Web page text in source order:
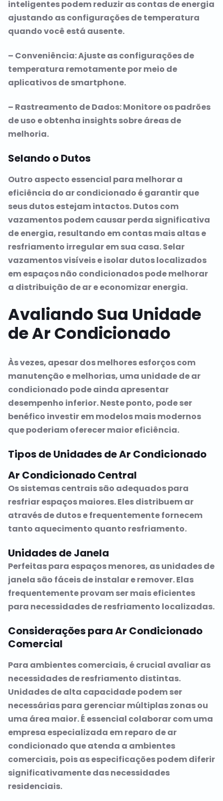
inteligentes podem reduzir as contas de energia
ajustando as configurações de temperatura
quando você está ausente.
– Conveniência: Ajuste as configurações de
temperatura remotamente por meio de
aplicativos de smartphone.
– Rastreamento de Dados: Monitore os padrões
de uso e obtenha insights sobre áreas de
melhoria.
Selando o Dutos
Outro aspecto essencial para melhorar a
eficiência do ar condicionado é garantir que
seus dutos estejam intactos. Dutos com
vazamentos podem causar perda significativa
de energia, resultando em contas mais altas e
resfriamento irregular em sua casa. Selar
vazamentos visíveis e isolar dutos localizados
em espaços não condicionados pode melhorar
a distribuição de ar e economizar energia.
Avaliando Sua Unidade
de Ar Condicionado
Às vezes, apesar dos melhores esforços com
manutenção e melhorias, uma unidade de ar
condicionado pode ainda apresentar
desempenho inferior. Neste ponto, pode ser
benéfico investir em modelos mais modernos
que poderiam oferecer maior eficiência.
Tipos de Unidades de Ar Condicionado
Ar Condicionado Central
Os sistemas centrais são adequados para
resfriar espaços maiores. Eles distribuem ar
através de dutos e frequentemente fornecem
tanto aquecimento quanto resfriamento.
Unidades de Janela
Perfeitas para espaços menores, as unidades de
janela são fáceis de instalar e remover. Elas
frequentemente provam ser mais eficientes
para necessidades de resfriamento localizadas.
Considerações para Ar Condicionado
Comercial
Para ambientes comerciais, é crucial avaliar as
necessidades de resfriamento distintas.
Unidades de alta capacidade podem ser
necessárias para gerenciar múltiplas zonas ou
uma área maior. É essencial colaborar com uma
empresa especializada em reparo de ar
condicionado que atenda a ambientes
comerciais, pois as especificações podem diferir
significativamente das necessidades
residenciais.